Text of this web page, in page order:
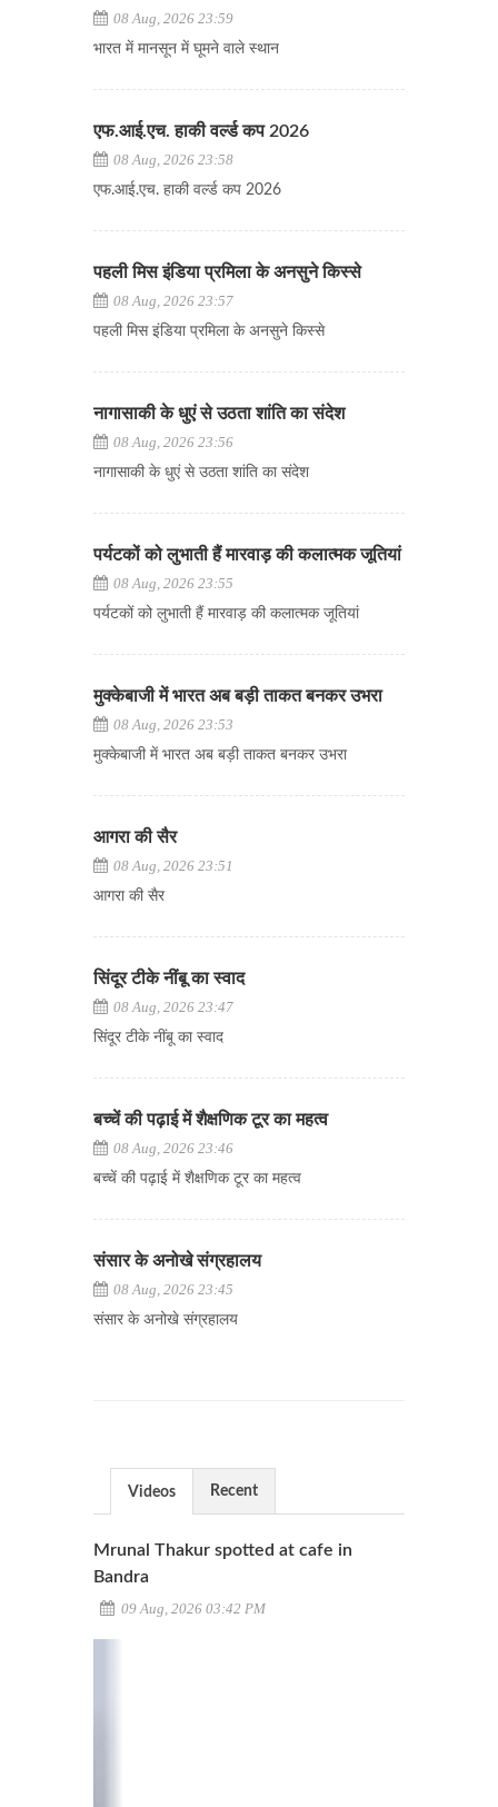
08 Aug, 2026 23:59
भारत में मानसून में घूमने वाले स्थान
एफ.आई.एच. हाकी वर्ल्ड कप 2026
08 Aug, 2026 23:58
एफ.आई.एच. हाकी वर्ल्ड कप 2026
पहली मिस इंडिया प्रमिला के अनसुने किस्से
08 Aug, 2026 23:57
पहली मिस इंडिया प्रमिला के अनसुने किस्से
नागासाकी के धुएं से उठता शांति का संदेश
08 Aug, 2026 23:56
नागासाकी के धुएं से उठता शांति का संदेश
पर्यटकों को लुभाती हैं मारवाड़ की कलात्मक जूतियां
08 Aug, 2026 23:55
पर्यटकों को लुभाती हैं मारवाड़ की कलात्मक जूतियां
मुक्केबाजी में भारत अब बड़ी ताकत बनकर उभरा
08 Aug, 2026 23:53
मुक्केबाजी में भारत अब बड़ी ताकत बनकर उभरा
आगरा की सैर
08 Aug, 2026 23:51
आगरा की सैर
सिंदूर टीके नींबू का स्वाद
08 Aug, 2026 23:47
सिंदूर टीके नींबू का स्वाद
बच्चें की पढ़ाई में शैक्षणिक टूर का महत्व
08 Aug, 2026 23:46
बच्चें की पढ़ाई में शैक्षणिक टूर का महत्व
संसार के अनोखे संग्रहालय
08 Aug, 2026 23:45
संसार के अनोखे संग्रहालय
Videos Recent
Mrunal Thakur spotted at cafe in
Bandra
09 Aug, 2026 03:42 PM